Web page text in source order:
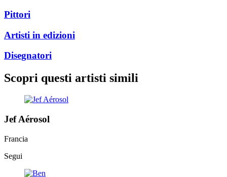
Pittori
Artisti in edizioni
Disegnatori
Scopri questi artisti simili
Jef Aérosol
Francia
Segui